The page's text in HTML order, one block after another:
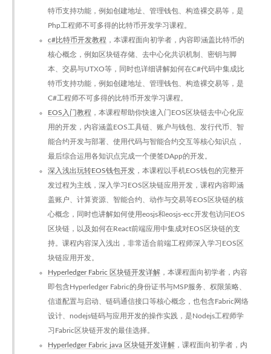
特币支持功能，例如创建地址、管理钱包、构造裸交易等，是
Php工程师不可多得的比特币开发学习课程。
c#比特币开发教程 ，本课程面向初学者，内容即涵盖比特币的
核心概念，例如区块链存储、去中心化共识机制、密钥与脚
本、交易与UTXO等，同时也详细讲解如何在C#代码中集成比
特币支持功能，例如创建地址、管理钱包、构造裸交易等，是
C#工程师不可多得的比特币开发学习课程。
EOS入门教程 ，本课程帮助你快速入门EOS区块链去中心化应
用的开发，内容涵盖EOS工具链、账户与钱包、发行代币、智
能合约开发与部署、使用代码与智能合约交互等核心知识点，
最后综合运用各知识点完成一个便签DApp的开发。
深入浅出玩转EOS钱包开发 ，本课程以手机EOS钱包的完整开
发过程为主线，深入学习EOS区块链应用开发，课程内容即涵
盖账户、计算资源、智能合约、动作与交易等EOS区块链的核
心概念，同时也讲解如何使用eosjs和eosjs-ecc开发包访问EOS
区块链，以及如何在React前端应用中集成对EOS区块链的支
持。课程内容深入浅出，非常适合前端工程师深入学习EOS区
块链应用开发。
Hyperledger Fabric 区块链开发详解 ，本课程面向初学者，内容
即包含Hyperledger Fabric的身份证书与MSP服务、权限策略、
信道配置与启动、链码通信接口等核心概念，也包含Fabric网络
设计、nodejs链码与应用开发的操作实践，是Nodejs工程师学
习Fabric区块链开发的最佳选择。
Hyperledger Fabric java 区块链开发详解 ，课程面向初学者，内